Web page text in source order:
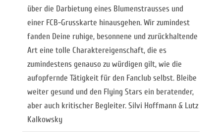
über die Darbietung eines Blumenstrausses und
einer FCB-Grusskarte hinausgehen. Wir zumindest
fanden Deine ruhige, besonnene und zurückhaltende
Art eine tolle Charaktereigenschaft, die es
zumindestens genauso zu würdigen gilt, wie die
aufopfernde Tätigkeit für den Fanclub selbst. Bleibe
weiter gesund und den Flying Stars ein beratender,
aber auch kritischer Begleiter. Silvi Hoffmann & Lutz
Kalkowsky